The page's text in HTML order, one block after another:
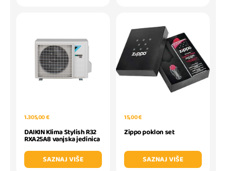
1.305,00 €
DAIKIN Klima Stylish R32
RXA25A8 vanjska jedinica
SAZNAJ VIŠE
15,00 €
Zippo poklon set
SAZNAJ VIŠE